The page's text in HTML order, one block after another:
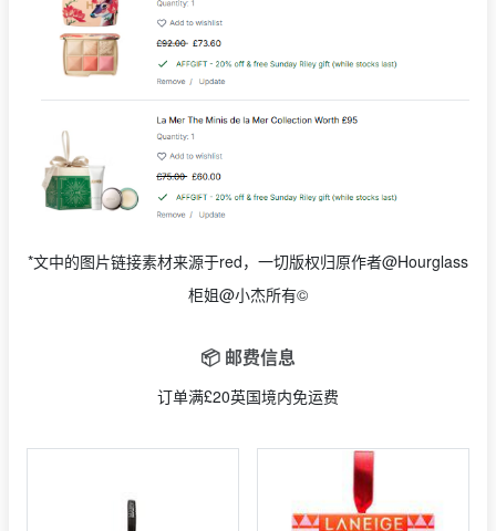
*文中的图片链接素材来源于red，一切版权归原作者@Hourglass
柜姐@小杰所有©
📦 邮费信息
订单满£20英国境内免运费